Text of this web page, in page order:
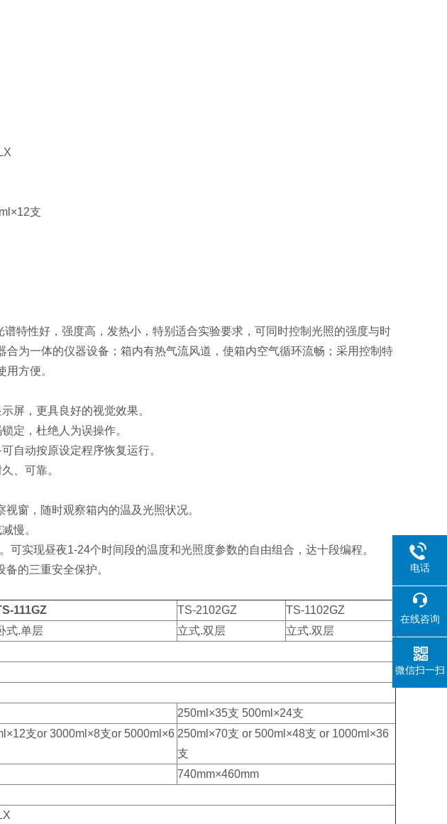
支
谱特性好，强度高，发热小，特别适合实验要求，可同时控制光照的强度与时
为一体的仪器设备；箱内有热气流风道，使箱内空气循环流畅；采用控制特
方便。
屏，更具良好的视觉效果。
定，杜绝人为误操作。
自动按原设定程序恢复运行。
、可靠。
窗，随时观察箱内的温及光照状况。
慢。
可实现昼夜1-24个时间段的温度和光照度参数的自由组合，达十段编程。
的三重安全保护。
111GZ TS-2102GZ
TS-1102GZ
式.单层 立式.双层
立式.双层
250ml×35支 500ml×24支
支or 3000ml×8支or 5000ml×6 250ml×70支 or 500ml×48支 or 1000ml×36
支
740mm×460mm
电话
在线咨询
微信扫一扫